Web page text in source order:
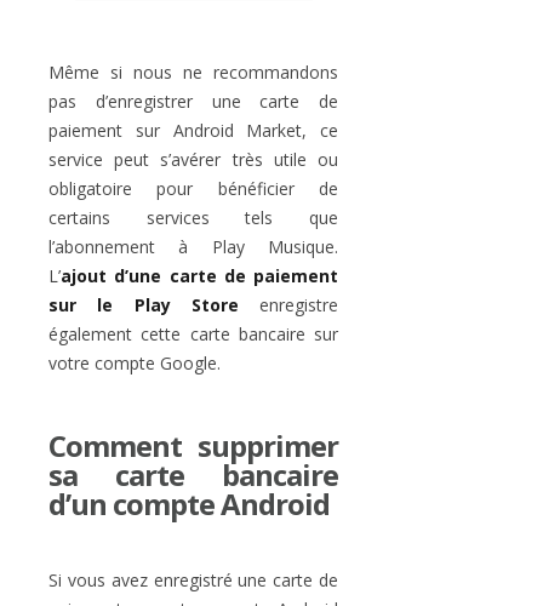
Même si nous ne recommandons
pas d’enregistrer une carte de
paiement sur Android Market, ce
service peut s’avérer très utile ou
obligatoire pour bénéficier de
certains services tels que
l’abonnement à Play Musique.
L’ajout d’une carte de paiement
sur le Play Store enregistre
également cette carte bancaire sur
votre compte Google.
Comment supprimer
sa carte bancaire
d’un compte Android
Si vous avez enregistré une carte de